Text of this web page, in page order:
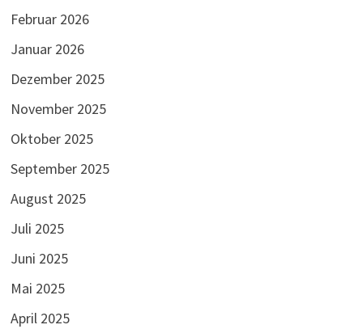
Februar 2026
Januar 2026
Dezember 2025
November 2025
Oktober 2025
September 2025
August 2025
Juli 2025
Juni 2025
Mai 2025
April 2025